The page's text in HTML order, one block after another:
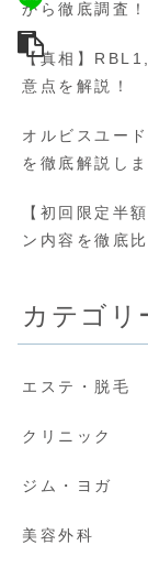
から徹底調査！
【真相】
意点を解説！
オルビスユー
を徹底解説しま
【初回限定半
ン内容を徹底比
カテゴリ
エステ・脱毛
クリニック
ジム・ヨガ
美容外科